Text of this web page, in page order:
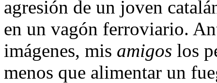
agresión de un joven
en un vagón ferroviario.
imágenes, mis amigos los
menos que alimentar un